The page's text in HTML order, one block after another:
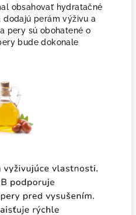
obsahovať hydratačné
dodajú perám výživu a
pery sú obohatené o
bude dokonale